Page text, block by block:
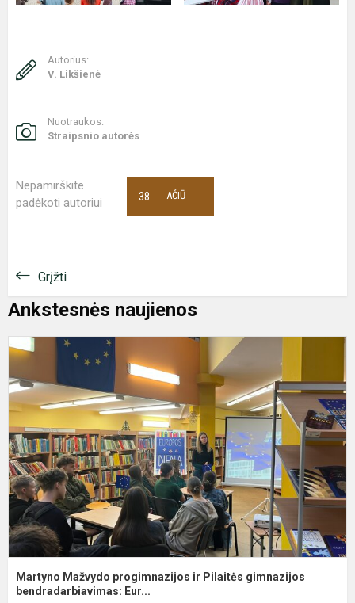
Autorius:
V. Likšienė
Nuotraukos:
Straipsnio autorės
Nepamirškite
padėkoti autoriui
AČIŪ
38
Grįžti
Ankstesnės naujienos
Martyno Mažvydo progimnazijos ir Pilaitės gimnazijos
bendradarbiavimas: Eur...